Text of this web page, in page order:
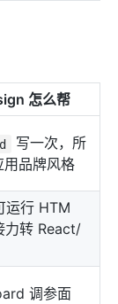
怎么帮
写一次，所
用品牌风格
运行 HTM
力转 React/
调参面